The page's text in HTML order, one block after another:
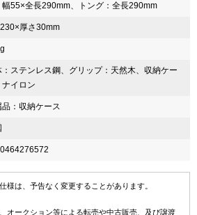
幅55×全長290mm、トング：全長290mm
厚さ30mm
：ステンレス鋼、グリップ：天然木、収納ケー
ナイロン
品：収納ケース
様は、予告なく変更することがあります。
オークション等による転売や中古販売、及び譲渡